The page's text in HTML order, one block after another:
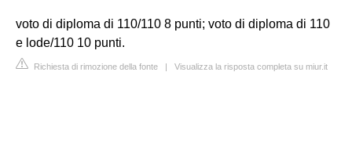
voto di diploma di 110/110 8 punti; voto di diploma di 110
e lode/110 10 punti.
Richiesta di rimozione della fonte | Visualizza la risposta completa su miur.it